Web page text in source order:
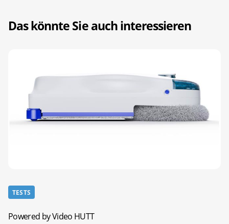
Das könnte Sie auch interessieren
TESTS
Powered by Video HUTT